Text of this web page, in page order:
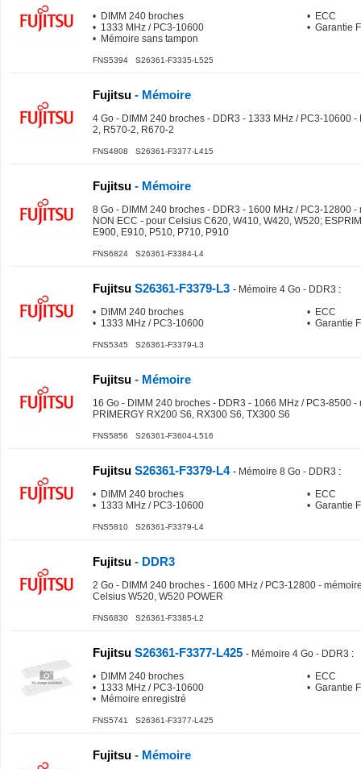
• DIMM 240 broches
• 1333 MHz / PC3-10600
• Mémoire sans tampon
• ECC
• Garantie
FNS5394 S26361-F3335-L525
Fujitsu - Mémoire
4 Go - DIMM 240 broches - DDR3 - 1333 MHz / PC3-10600
2, R570-2, R670-2
FNS4808 S26361-F3377-L415
Fujitsu - Mémoire
8 Go - DIMM 240 broches - DDR3 - 1600 MHz / PC3-12800
NON ECC - pour Celsius C620, W410, W420, W520;
E900, E910, P510, P710, P910
FNS6824 S26361-F3384-L4
Fujitsu S26361-F3379-L3 - Mémoire 4 Go - DDR3 :
• DIMM 240 broches
• 1333 MHz / PC3-10600
• ECC
• Garantie
FNS5345 S26361-F3379-L3
Fujitsu - Mémoire
16 Go - DIMM 240 broches - DDR3 - 1066 MHz / PC3-8500
PRIMERGY RX200 S6, RX300 S6, TX300 S6
FNS5856 S26361-F3604-L516
Fujitsu S26361-F3379-L4 - Mémoire 8 Go - DDR3 :
• DIMM 240 broches
• 1333 MHz / PC3-10600
• ECC
• Garantie
FNS5810 S26361-F3379-L4
Fujitsu - DDR3
2 Go - DIMM 240 broches - 1600 MHz / PC3-12800 -
Celsius W520, W520 POWER
FNS6830 S26361-F3385-L2
Fujitsu S26361-F3377-L425 - Mémoire 4 Go - DDR3 :
• DIMM 240 broches
• 1333 MHz / PC3-10600
• Mémoire enregistré
• ECC
• Garantie
FNS5741 S26361-F3377-L425
Fujitsu - Mémoire